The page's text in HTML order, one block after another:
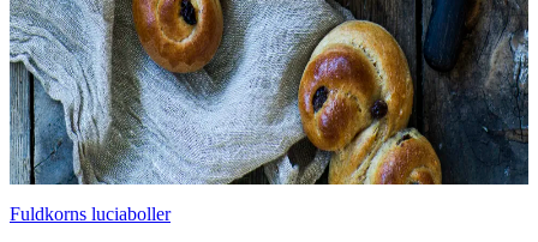
Fuldkorns luciaboller